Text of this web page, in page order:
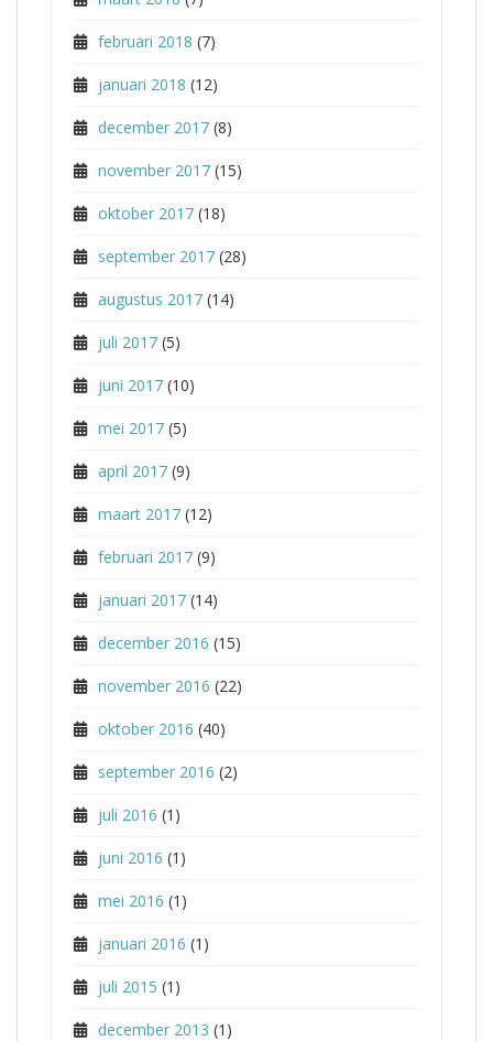
februari 2018 (7)
januari 2018 (12)
december 2017 (8)
november 2017 (15)
oktober 2017 (18)
september 2017 (28)
augustus 2017 (14)
juli 2017 (5)
juni 2017 (10)
mei 2017 (5)
april 2017 (9)
maart 2017 (12)
februari 2017 (9)
januari 2017 (14)
december 2016 (15)
november 2016 (22)
oktober 2016 (40)
september 2016 (2)
juli 2016 (1)
juni 2016 (1)
mei 2016 (1)
januari 2016 (1)
juli 2015 (1)
december 2013 (1)